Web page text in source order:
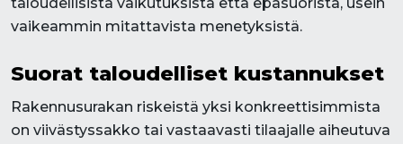
vaikeammin mitattavista menetyksistä.
Suorat taloudelliset kustannukset
Rakennusurakan riskeistä yksi konkreettisimmista
on viivästyssakko tai vastaavasti tilaajalle aiheutuva